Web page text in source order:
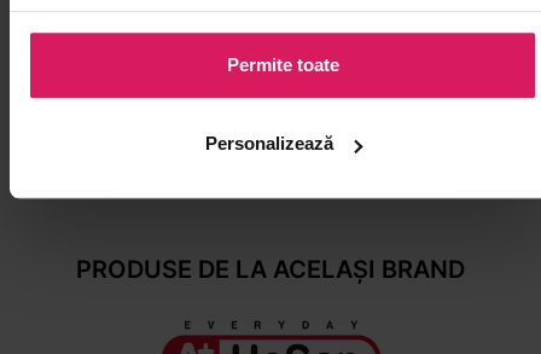
Permite toate
Personalizează
Pregătește tteokguk sau supe
PRODUSE DE LA ACELAȘI BRAND